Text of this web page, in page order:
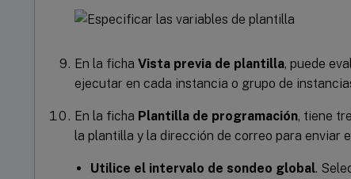
En la ficha Vista previa de plantilla, puede
ejecutar en cada instancia o grupo de
En la ficha Plantilla de programación, tiene
la plantilla y la dirección de correo para enviar
Utilice el intervalo de sondeo global.